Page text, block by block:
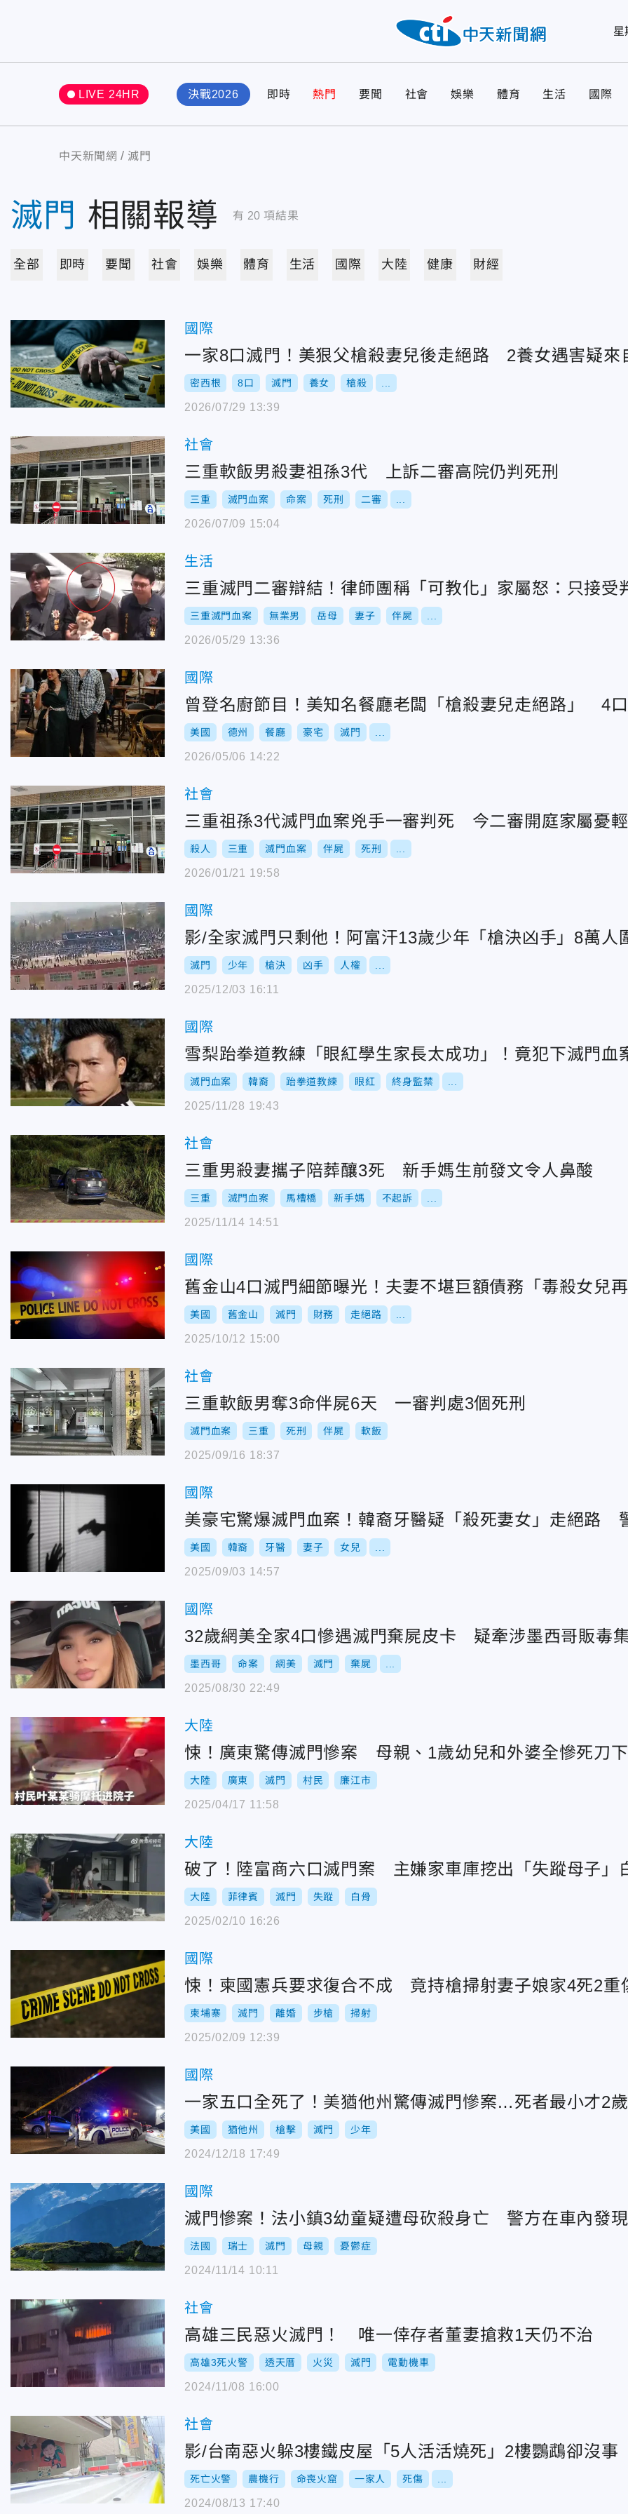
星
LIVE 24HR 決戰2026 即時 熱門 要聞 社會 娛樂 體育 生活 國際
中天新聞網 滅門
滅門 相關報導 有 20 項結果
全部 即時 要聞 社會 娛樂 體育 生活 國際 大陸 健康 財經
國際
一家8口滅門！美狠父槍殺妻兒後走絕路 2養女遇害疑來
密西根 8口 滅門 養女 槍殺
2026/07/29 13:39
社會
三重軟飯男殺妻祖孫3代 上訴二審高院仍判死刑
三重 滅門血案 命案 死刑 二審
2026/07/09 15:04
生活
三重滅門二審辯結！律師團稱「可教化」家屬怒：只接受
三重滅門血案 無業男 岳母 妻子 伴屍
2026/05/29 13:36
國際
曾登名廚節目！美知名餐廳老闆「槍殺妻兒走絕路」 4
美國 德州 餐廳 豪宅 滅門
2026/05/06 14:22
社會
三重祖孫3代滅門血案兇手一審判死 今二審開庭家屬憂
殺人 三重 滅門血案 伴屍 死刑
2026/01/21 19:58
國際
影/全家滅門只剩他！阿富汗13歲少年「槍決凶手」8萬人
滅門 少年 槍決 凶手 人權
2025/12/03 16:11
國際
雪梨跆拳道教練「眼紅學生家長太成功」！竟犯下滅門血
滅門血案 韓裔 跆拳道教練 眼紅 終身監禁
2025/11/28 19:43
社會
三重男殺妻攜子陪葬釀3死 新手媽生前發文令人鼻酸
三重 滅門血案 馬槽橋 新手媽 不起訴
2025/11/14 14:51
國際
舊金山4口滅門細節曝光！夫妻不堪巨額債務「毒殺女兒
美國 舊金山 滅門 財務 走絕路
2025/10/12 15:00
社會
三重軟飯男奪3命伴屍6天 一審判處3個死刑
滅門血案 三重 死刑 伴屍 軟飯
2025/09/16 18:37
國際
美豪宅驚爆滅門血案！韓裔牙醫疑「殺死妻女」走絕路
美國 韓裔 牙醫 妻子 女兒
2025/09/03 14:57
國際
32歲網美全家4口慘遇滅門棄屍皮卡 疑牽涉墨西哥販毒
墨西哥 命案 網美 滅門 棄屍
2025/08/30 22:49
大陸
悚！廣東驚傳滅門慘案 母親、1歲幼兒和外婆全慘死刀下
大陸 廣東 滅門 村民 廉江市
2025/04/17 11:58
大陸
破了！陸富商六口滅門案 主嫌家車庫挖出「失蹤母子」
大陸 菲律賓 滅門 失蹤 白骨
2025/02/10 16:26
國際
悚！柬國憲兵要求復合不成 竟持槍掃射妻子娘家4死2重
柬埔寨 滅門 離婚 步槍 掃射
2025/02/09 12:39
國際
一家五口全死了！美猶他州驚傳滅門慘案…死者最小才2歲
美國 猶他州 槍擊 滅門 少年
2024/12/18 17:49
國際
滅門慘案！法小鎮3幼童疑遭母砍殺身亡 警方在車內發
法國 瑞士 滅門 母親 憂鬱症
2024/11/14 10:11
社會
高雄三民惡火滅門！ 唯一倖存者董妻搶救1天仍不治
高雄3死火警 透天厝 火災 滅門 電動機車
2024/11/08 16:00
社會
影/台南惡火躲3樓鐵皮屋「5人活活燒死」2樓鸚鵡卻沒
死亡火警 農機行 命喪火窟 一家人 死傷
2024/08/13 17:40